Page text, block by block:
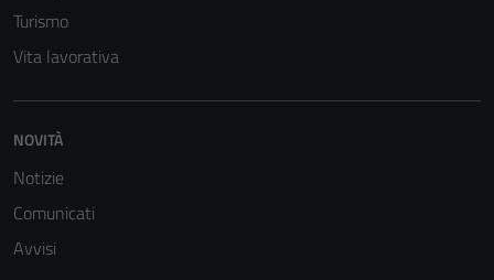
Turismo
Vita lavorativa
NOVITÀ
Notizie
Comunicati
Avvisi
sono necessari